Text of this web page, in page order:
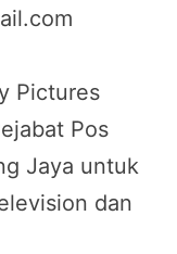
Pictures
Pos
Jaya untuk
dan